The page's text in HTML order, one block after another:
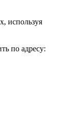
используя
по адресу: